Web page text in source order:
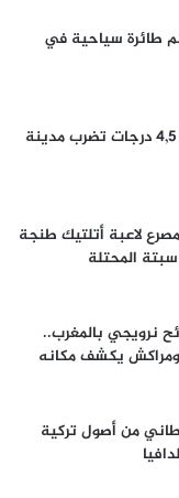
تحطم طائرة سياحية في
فنزويلا.. هزة أرضية بقوة 4,5 درجات تضرب مدينة
لاعبة أتلتيك طنجة
المحتلة
نرويجي بالمغرب..
يكشف مكانه
من أصول تركية